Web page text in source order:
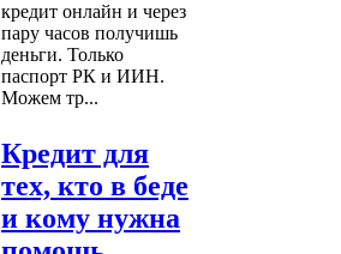
кредит онлайн и через
пару часов получишь
деньги. Только
паспорт РК и ИИН.
Можем тр...
Кредит для
тех, кто в беде
и кому нужна